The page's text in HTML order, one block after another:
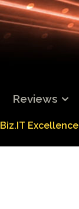
Reviews
Biz.IT Excellence